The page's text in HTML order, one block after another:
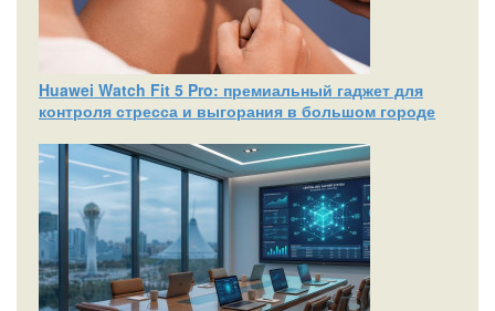
Huawei Watch Fit 5 Pro: премиальный гаджет для
контроля стресса и выгорания в большом городе